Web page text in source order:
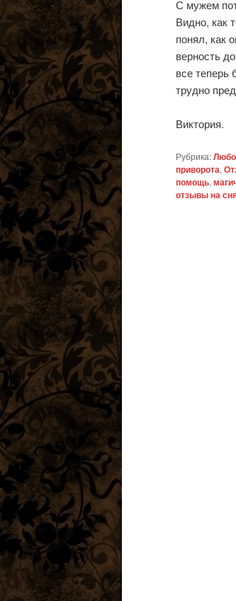
С мужем
Видно, как
понял, как
верность
все
трудно
Виктория.
Рубрика:
приворота,
помощь,
отзывы на